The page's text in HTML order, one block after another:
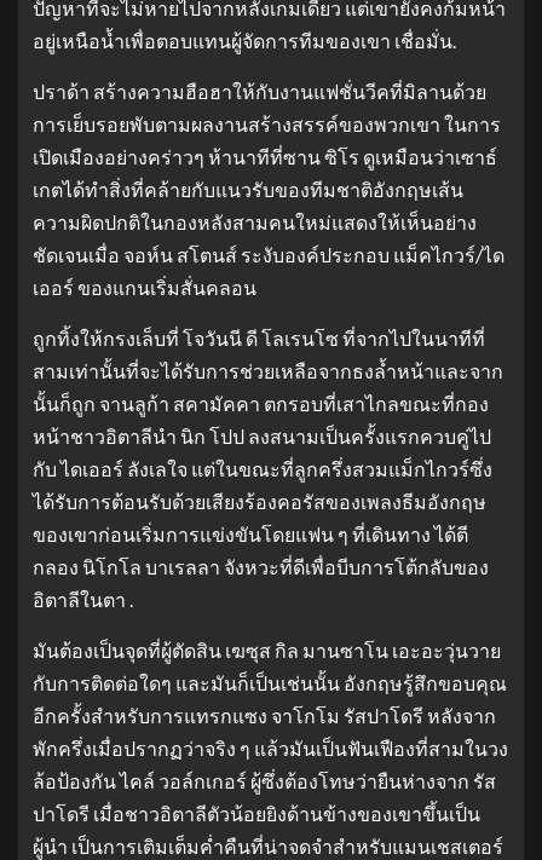
ปัญหาที่จะไม่หายไปจากหลังเกมเดียว แต่เขายังคงก้มหน้า
อยู่เหนือน้ำเพื่อตอบแทนผู้จัดการทีมของเขา เชื่อมั่น.
ปราด้า สร้างความฮือฮาให้กับงานแฟชั่นวีคที่มิลานด้วย
การเย็บรอยพับตามผลงานสร้างสรรค์ของพวกเขา ในการ
เปิดเมืองอย่างคร่าวๆ ห้านาทีที่ซาน ซิโร ดูเหมือนว่าเซาธ์
เกตได้ทำสิ่งที่คล้ายกับแนวรับของทีมชาติอังกฤษเส้น
ความผิดปกติในกองหลังสามคนใหม่แสดงให้เห็นอย่าง
ชัดเจนเมื่อ จอห์น สโตนส์ ระงับองค์ประกอบ แม็คไกวร์/ได
เออร์ ของแกนเริ่มสั่นคลอน
ถูกทิ้งให้กรงเล็บที่ โจวันนี ดี โลเรนโซ ที่จากไปในนาทีที่
สามเท่านั้นที่จะได้รับการช่วยเหลือจากธงล้ำหน้าและจาก
นั้นก็ถูก จานลูก้า สคามัคคา ตกรอบที่เสาไกลขณะที่กอง
หน้าชาวอิตาลีนำ นิก โปป ลงสนามเป็นครั้งแรกควบคู่ไป
กับ ไดเออร์ ลังเลใจ แต่ในขณะที่ลูกครึ่งสวมแม็กไกวร์ซึ่ง
ได้รับการต้อนรับด้วยเสียงร้องคอรัสของเพลงธีมอังกฤษ
ของเขาก่อนเริ่มการแข่งขันโดยแฟน ๆ ที่เดินทาง ได้ตี
กลอง นิโกโล บาเรลลา จังหวะที่ดีเพื่อบีบการโต้กลับของ
อิตาลีในตา .
มันต้องเป็นจุดที่ผู้ตัดสิน เฆซุส กิล มานซาโน เอะอะวุ่นวาย
กับการติดต่อใดๆ และมันก็เป็นเช่นนั้น อังกฤษรู้สึกขอบคุณ
อีกครั้งสำหรับการแทรกแซง จาโกโม รัสปาโดรี หลังจาก
พักครึ่งเมื่อปรากฏว่าจริง ๆ แล้วมันเป็นฟันเฟืองที่สามในวง
ล้อป้องกัน ไคล์ วอล์กเกอร์ ผู้ซึ่งต้องโทษว่ายืนห่างจาก รัส
ปาโดรี เมื่อชาวอิตาลีตัวน้อยยิงด้านข้างของเขาขึ้นเป็น
ผู้นำ เป็นการเติมเต็มค่ำคืนที่น่าจดจำสำหรับแมนเชสเตอร์